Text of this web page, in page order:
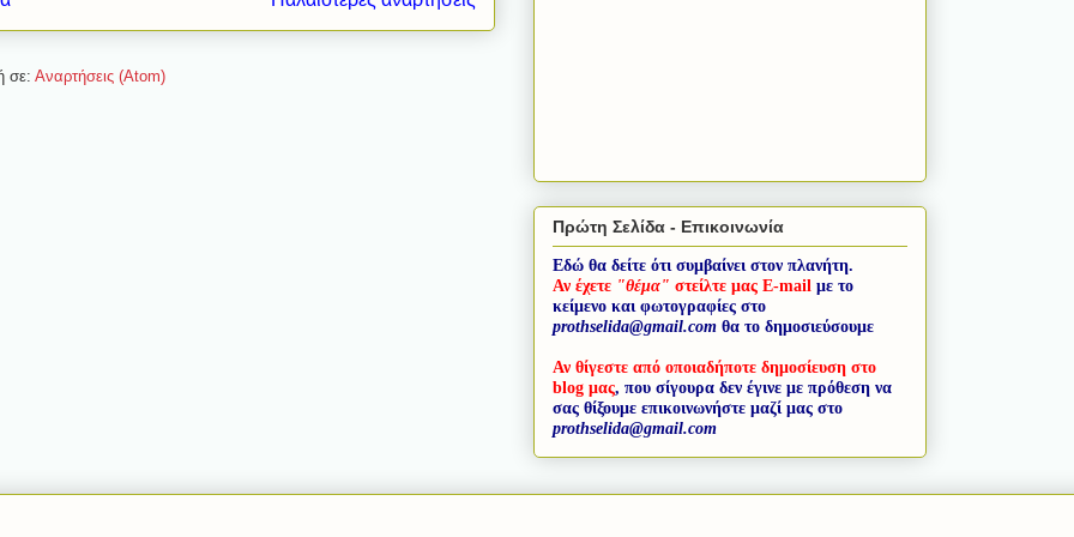
σε: Αναρτήσεις (Atom)
Πρώτη Σελίδα - Επικοινωνία
Εδώ θα δείτε ότι συμβαίνει στον πλανήτη.
Αν έχετε "θέμα" στείλτε μας E-mail με το
κείμενο και φωτογραφίες στο
prothselida@gmail.com θα το δημοσιεύσουμε
Αν θίγεστε από οποιαδήποτε δημοσίευση στο
blog μας, που σίγουρα δεν έγινε με πρόθεση να
σας θίξουμε επικοινωνήστε μαζί μας στο
prothselida@gmail.com